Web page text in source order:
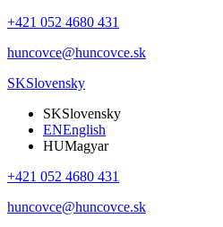
+421 052 4680 431
huncovce@huncovce.sk
SKSlovensky
SKSlovensky
ENEnglish
HUMagyar
+421 052 4680 431
huncovce@huncovce.sk